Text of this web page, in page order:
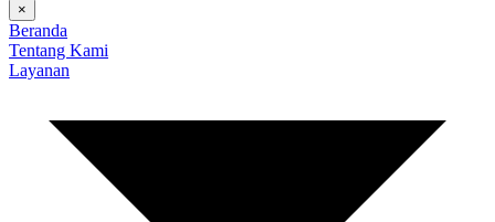
×
Beranda
Tentang Kami
Layanan